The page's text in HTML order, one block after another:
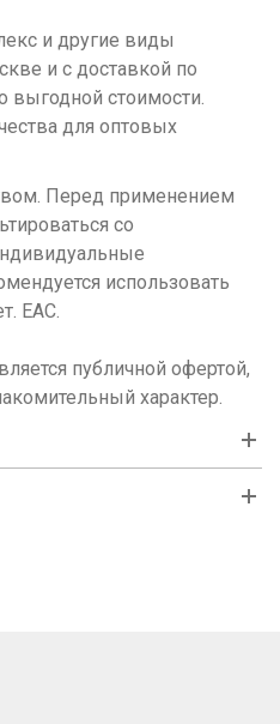
и другие виды
и с доставкой по
стоимости.
для оптовых
Перед применением
со
использовать
ЕАС.
публичной офертой,
характер.